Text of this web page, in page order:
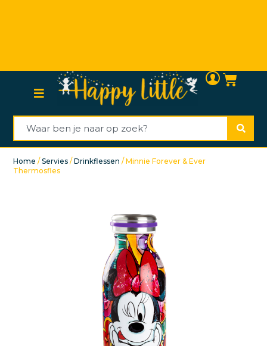
Home /Servies /Drinkflessen / Minnie Forever & Ever
Thermosfles